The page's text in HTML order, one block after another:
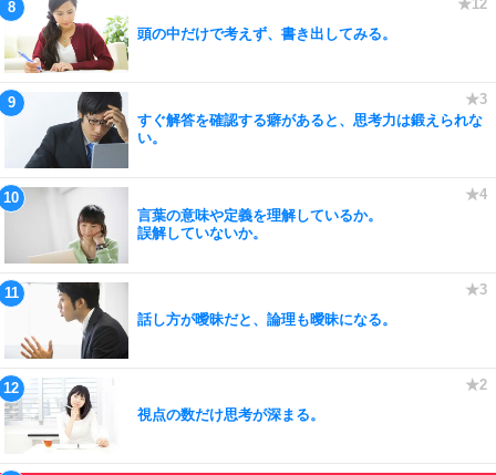
頭の中だけで考えず、書き出してみる。
すぐ解答を確認する癖があると、思考力は鍛えられな
い。
言葉の意味や定義を理解しているか。
誤解していないか。
話し方が曖昧だと、論理も曖昧になる。
視点の数だけ思考が深まる。